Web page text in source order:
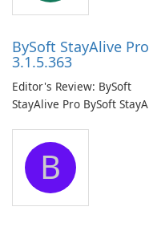
BySoft StayAlive Pro
3.1.5.363
Editor's Review: BySoft
StayAlive Pro BySoft StayAlive
application designed to
ensure the continuous and
uninterrupted operation of
your computer system.
B